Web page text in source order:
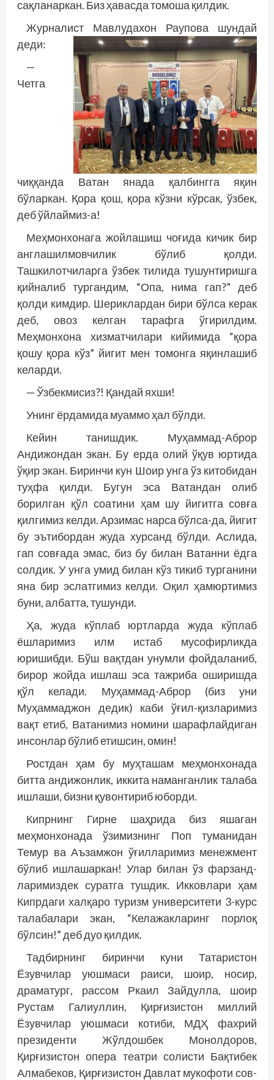
сақланаркан. Биз ҳавасда томоша қилдик.
Журналист Мавлудахон Раупова шундай
деди:
—
Четга
чиққанда Ватан янада қалбингга яқин
бўларкан. Қора қош, қора кўзни кўрсак, ўзбек,
деб ўйлаймиз-а!
Меҳмонхонага жойлашиш чоғида кичик бир
англашилмовчилик бўлиб қолди.
Ташкилотчиларга ўзбек тилида тушунтиришга
қийналиб тургандим, “Опа, нима гап?” деб
қолди кимдир. Шериклардан бири бўлса керак
деб, овоз келган тарафга ўгирилдим.
Меҳмонхона хизматчилари кийимида “қора
қошу қора кўз” йигит мен томонга яқинлашиб
келарди.
— Ўзбекмисиз?! Қандай яхши!
Унинг ёрдамида муаммо ҳал бўлди.
Кейин танишдик. Муҳаммад-Аброр
Андижондан экан. Бу ерда олий ўқув юртида
ўқир экан. Биринчи кун Шоир унга ўз китобидан
туҳфа қилди. Бугун эса Ватандан олиб
борилган қўл соатини ҳам шу йигитга совға
қилгимиз келди. Арзимас нарса бўлса-да, йигит
бу эътибордан жуда хурсанд бўлди. Аслида,
гап совғада эмас, биз бу билан Ватанни ёдга
солдик. У унга умид билан кўз тикиб турганини
яна бир эслатгимиз келди. Оқил ҳамюртимиз
буни, албатта, тушунди.
Ҳа, жуда кўплаб юртларда жуда кўплаб
ёшларимиз илм истаб мусофирликда
юришибди. Бўш вақтдан унумли фойдаланиб,
бирор жойда ишлаш эса тажриба оширишда
қўл келади. Муҳаммад-Аброр (биз уни
Муҳаммаджон дедик) каби ўғил-қизларимиз
вақт етиб, Ватанимиз номини шарафлайдиган
инсонлар бўлиб етишсин, омин!
Ростдан ҳам бу муҳташам меҳмонхонада
битта андижонлик, иккита наманганлик талаба
ишлаши, бизни қувонтириб юборди.
Кипрнинг Гирне шаҳрида биз яшаган
меҳмонхонада ўзимизнинг Поп туманидан
Темур ва Аъзамжон ўғилларимиз менежмент
бўлиб ишлашаркан! Улар билан ўз фарзанд­
ларимиздек суратга тушдик. Икковлари ҳам
Кипрдаги халқаро туризм университети 3-курс
талабалари экан, “Келажакларинг порлоқ
бўлсин!” деб дуо қилдик.
Тадбирнинг биринчи куни Татаристон
Ёзувчилар уюшмаси раиси, шоир, носир,
драматург, рассом Ркаил Зайдулла, шоир
Рустам Галиуллин, Қирғизистон миллий
Ёзувчилар уюшмаси котиби, МДҲ фахрий
президенти Жўлдошбек Монолдоров,
Қирғизистон опера театри солисти Бақтибек
Алмабеков, Қирғизистон Давлат мукофоти сов­